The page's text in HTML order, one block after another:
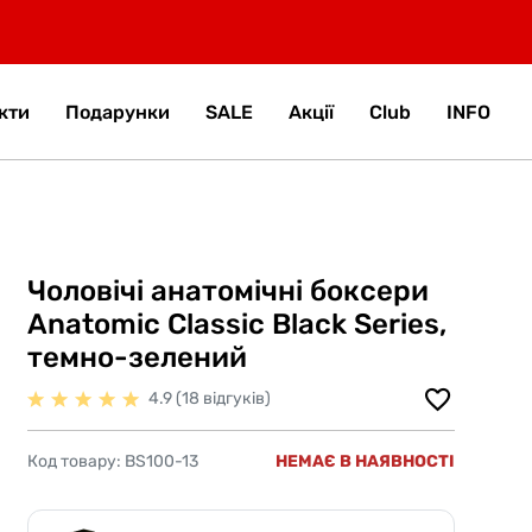
Подарунки SALE Акції Club INFO
Чоловічі анатомічні боксери
Anatomic Classic Black Series,
темно-зелений
4.9 (18 відгуків)
Код товару: BS100-13 НЕМАЄ В НАЯВНОСТІ